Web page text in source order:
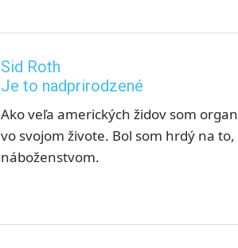
Sid Roth
Je to nadprirodzené
Ako veľa amerických židov som
vo svojom živote. Bol som hrdý na
náboženstvom.